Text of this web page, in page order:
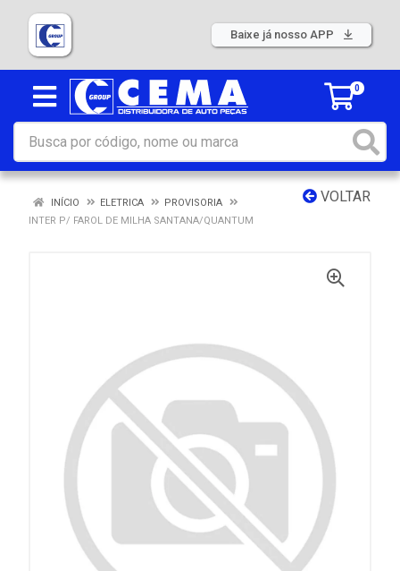
Baixe já nosso APP
0
VOLTAR
INÍCIO ELETRICA
PROVISORIA
INTER P/ FAROL DE MILHA SANTANA/QUANTUM